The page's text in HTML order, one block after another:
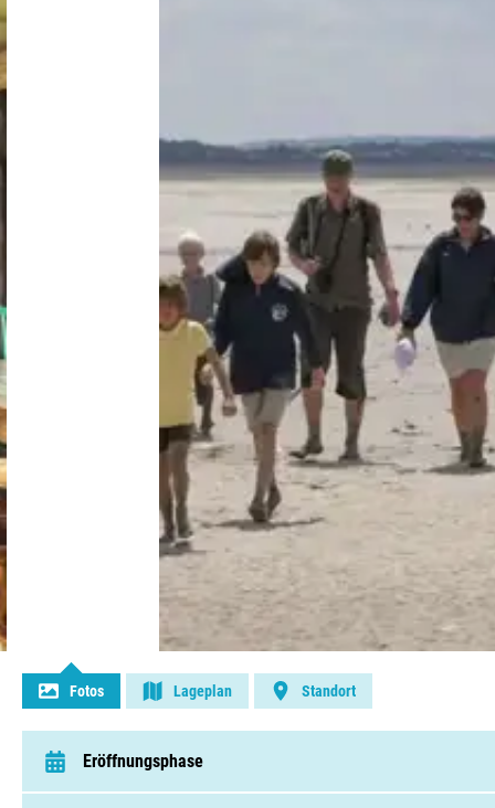
Nachrichten / Blog
Meinen Campingplatz anmelden
Zusammenarbeit / Werbung
Kontakt aufnehmen
Fotos Lageplan Standort
Eröffnungsphase
van 18 April t/m 28 September